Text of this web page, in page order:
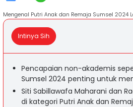
Mengenal Putri Anak dan Remaja Sumsel 2024
Intinya Sih
Pencapaian non-akademis
Sumsel 2024 penting untuk
Siti Sabillawafa Maharani dan
di kategori Putri Anak dan